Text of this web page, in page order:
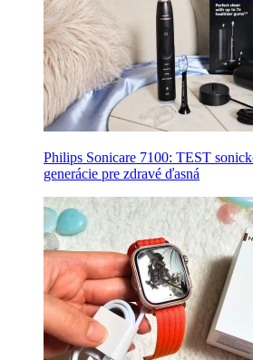
Philips Sonicare 7100: TEST
generácie pre zdravé ďasná